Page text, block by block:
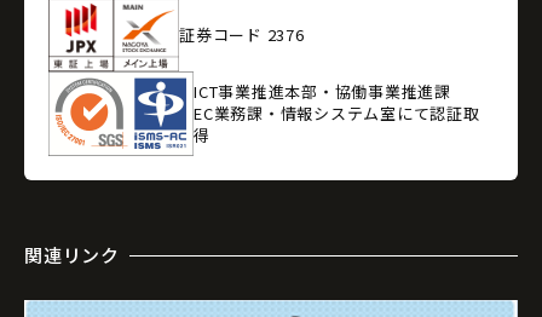
証券コード 2376
ICT事業推進本部・協働事業推進課
EC業務課・情報システム室にて認証取
得
関連リンク